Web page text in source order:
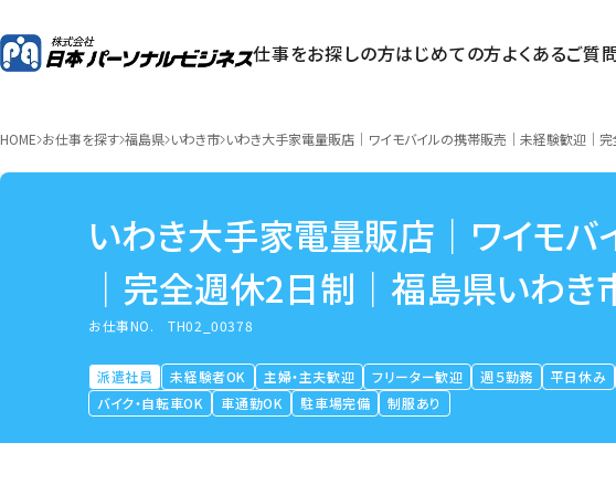
仕事をお探しの方はじめての方よくあるご質
HOME お仕事を探す 福島県 いわき市 いわき大手家電量販店｜ワイモバイルの携帯販売｜未経験歓迎｜
いわき大手家電量販店｜ワイモ
｜完全週休2日制｜福島県いわき
お仕事NO.TH02_00378
派遣社員 未経験者OK 主婦・主夫歓迎 フリーター歓迎 週５勤務 平日休み
バイク・自転車OK
車通勤OK 駐車場完備 制服あり